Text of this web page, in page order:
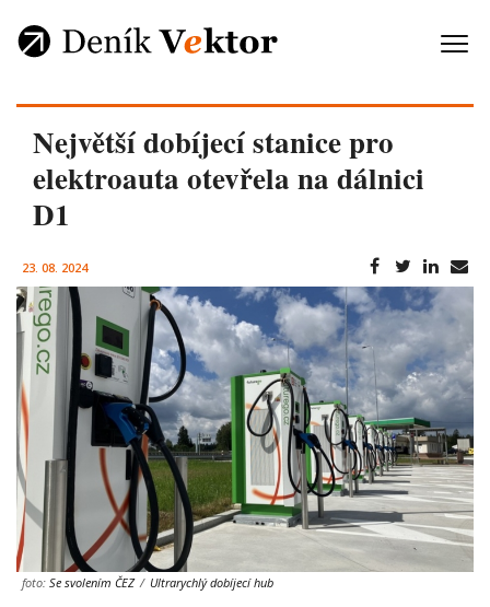
Největší dobíjecí stanice pro
elektroauta otevřela na dálnici
D1
23. 08. 2024
foto: Se svolením ČEZ / Ultrarychlý dobíjecí hub